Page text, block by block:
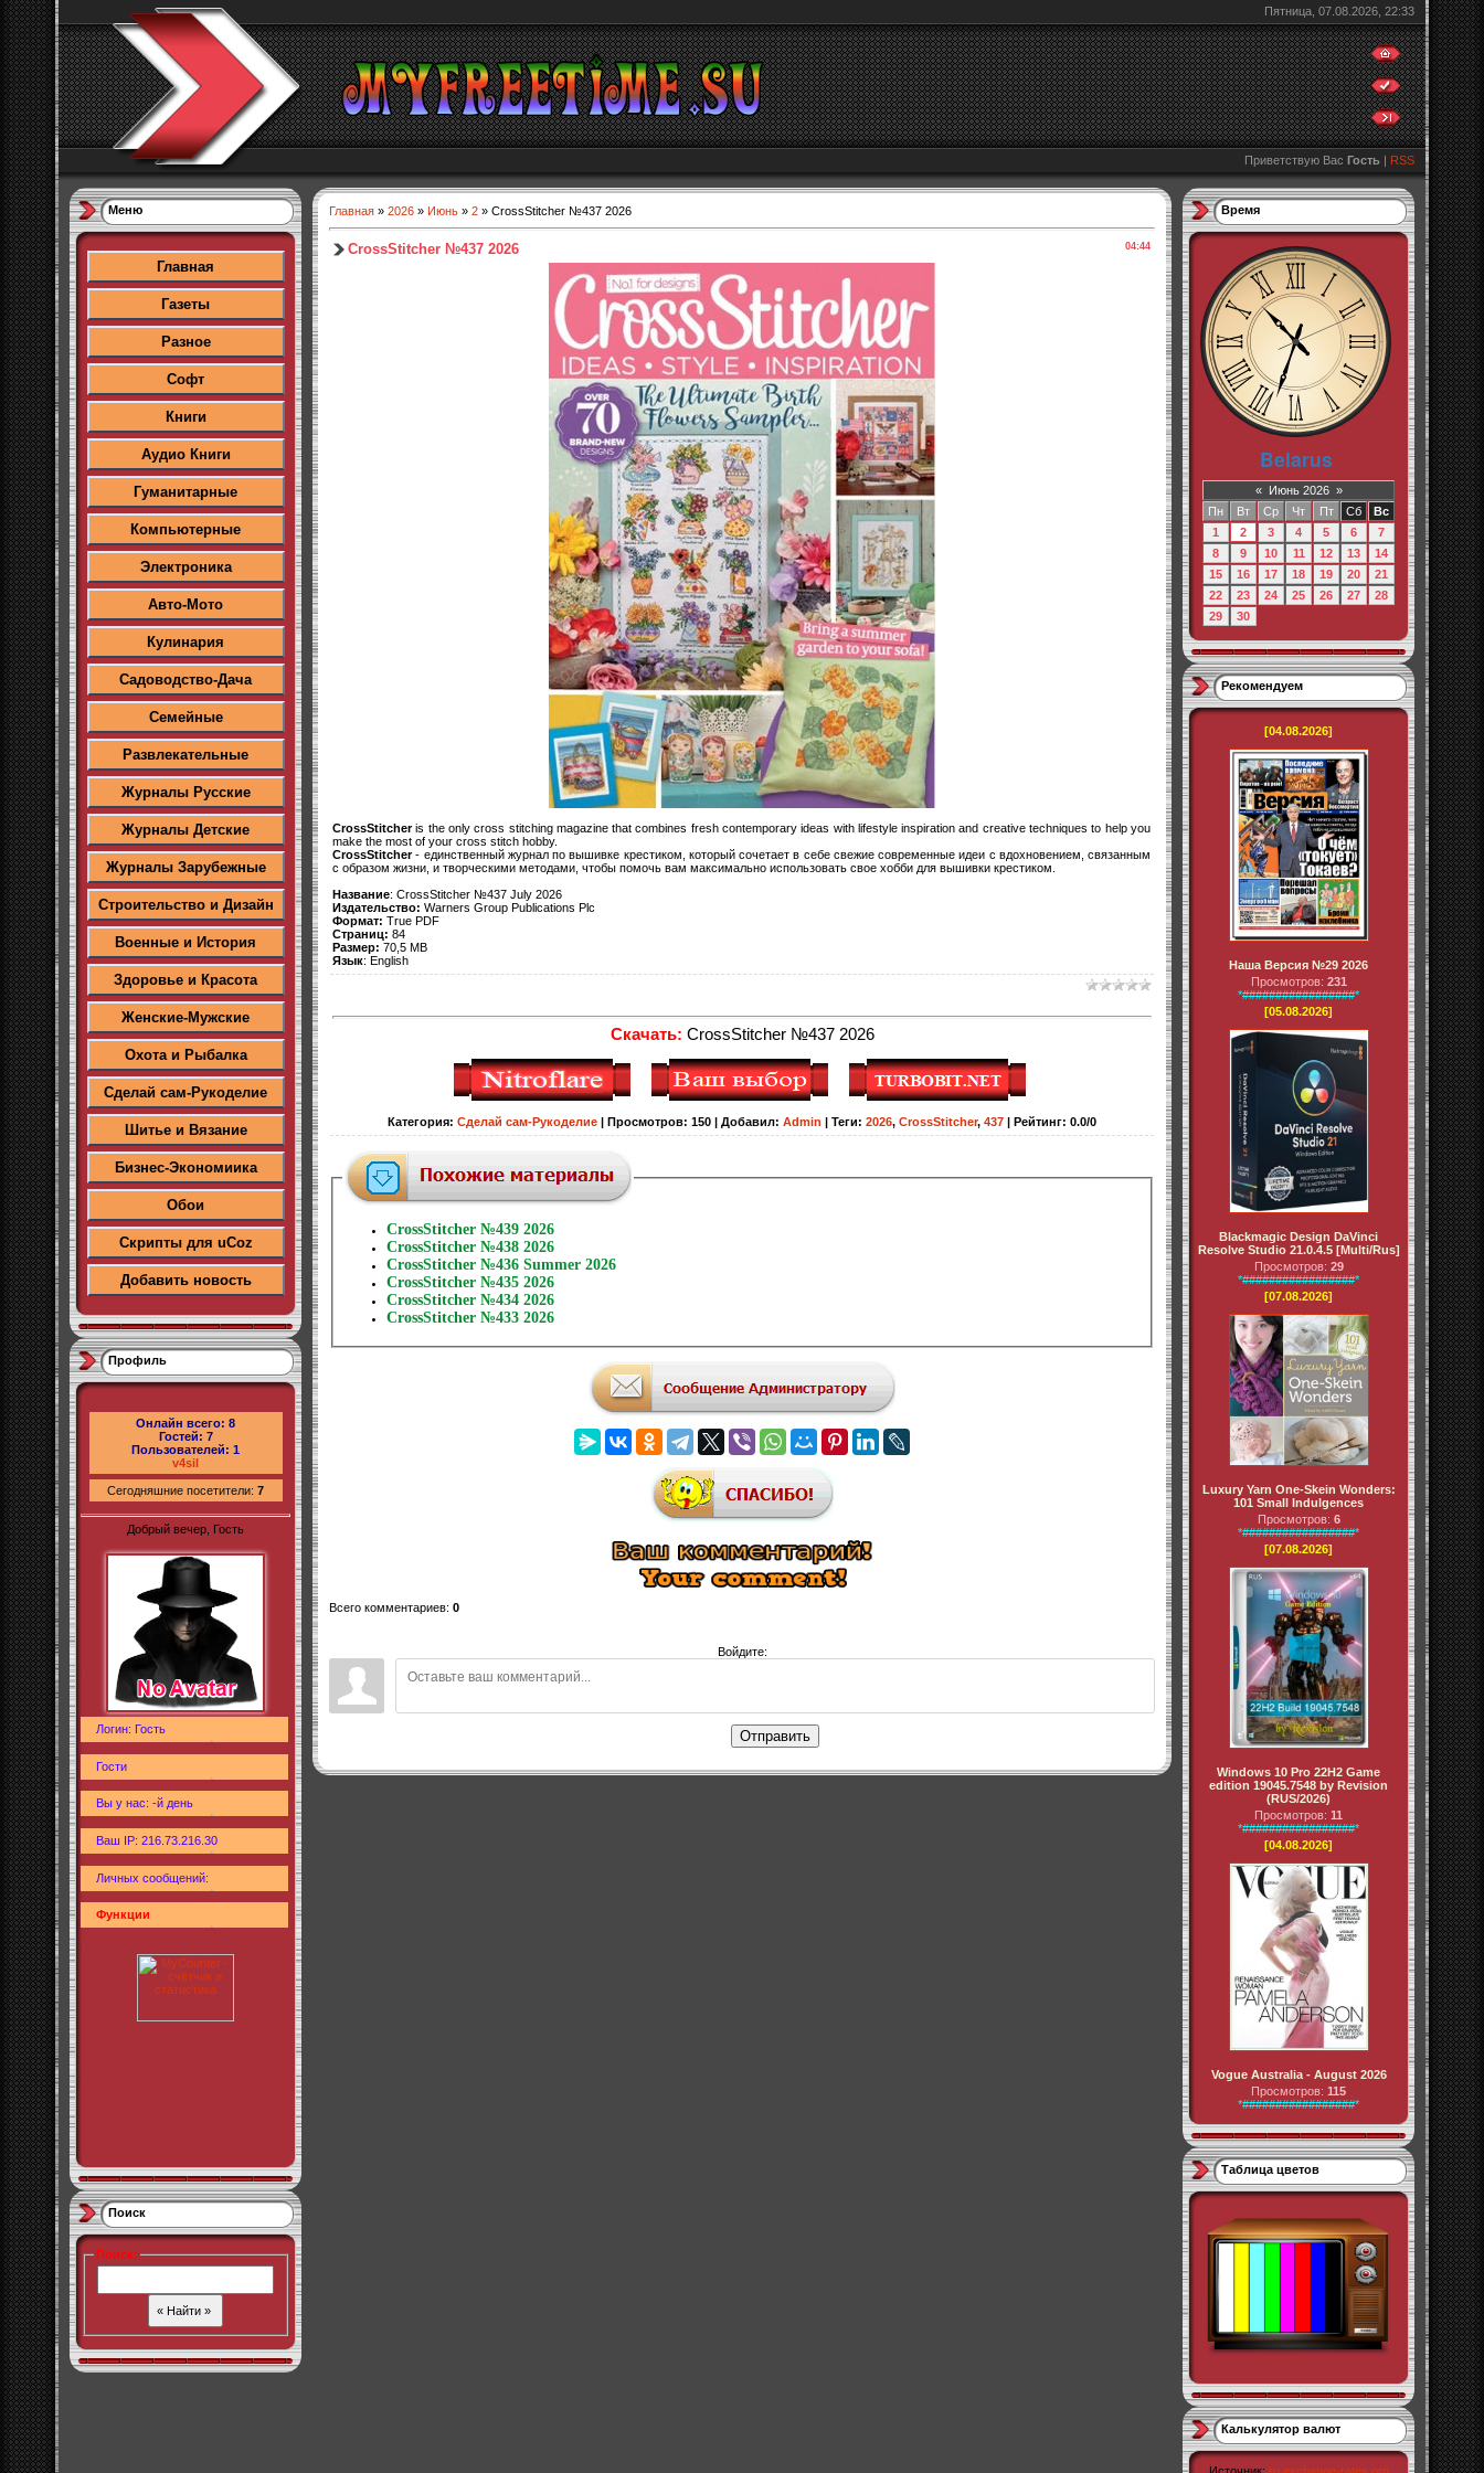
Пятница, 07.08.2026, 22:33
Приветствую Вас Гость | RSS
Меню
Главная
Газеты
Разное
Софт
Книги
Аудио Книги
Гуманитарные
Компьютерные
Электроника
Авто-Мото
Кулинария
Садоводство-Дача
Семейные
Развлекательные
Журналы Русские
Журналы Детские
Журналы Зарубежные
Строительство и Дизайн
Военные и История
Здоровье и Красота
Женские-Мужские
Охота и Рыбалка
Сделай сам-Рукоделие
Шитье и Вязание
Бизнес-Экономиика
Обои
Скрипты для uCoz
Добавить новость
Профиль
Онлайн всего: 8
Гостей: 7
Пользователей: 1
v4sil
Сегодняшние посетители: 7
Добрый вечер, Гость
Логин: Гость
Гости
Вы у нас: -й день
Ваш IP: 216.73.216.30
Личных сообщений:
Функции
Поиск
Поиск:
Главная » 2026 » Июнь » 2 » CrossStitcher №437 2026
04:44
CrossStitcher №437 2026
CrossStitcheris the only cross stitching magazine that combines fresh contemporary ideas with lifestyle inspiration and creative techniques to help you
make the most of your cross stitch hobby.
CrossStitcher- единственный журнал по вышивке крестиком, который сочетает в себе свежие современные идеи с вдохновением, связанным
с образом жизни, и творческими методами, чтобы помочь вам максимально использовать свое хобби для вышивки крестиком.
Название: CrossStitcher №437 July 2026
Издательство: Warners Group Publications Plc
Формат: True PDF
Страниц: 84
Размер: 70,5 MB
Язык: English
Скачать: CrossStitcher №437 2026
Категория: Сделай сам-Рукоделие Просмотров: 150 Добавил: Admin Теги: 2026, CrossStitcher, 437 Рейтинг: 0.0/0
CrossStitcher №439 2026
CrossStitcher №438 2026
CrossStitcher №436 Summer 2026
CrossStitcher №435 2026
CrossStitcher №434 2026
CrossStitcher №433 2026
Всего комментариев: 0
Войдите:
Отправить
Время
« Июнь 2026 »
Пн
Вт Ср Чт Пт Сб
Вс
1
2 3 4 5 6
7
8
9 10 11 12 13
14
15
16 17 18 19 20
21
22
23 24 25 26 27
28
29
30
Рекомендуем
[04.08.2026]
Наша Версия №29 2026
Просмотров: 231
*#################*
[05.08.2026]
Blackmagic Design DaVinci
Resolve Studio 21.0.4.5 [Multi/Rus]
Просмотров: 29
*#################*
[07.08.2026]
Luxury Yarn One-Skein Wonders:
101 Small Indulgences
Просмотров: 6
*#################*
[07.08.2026]
Windows 10 Pro 22H2 Game
edition 19045.7548 by Revision
(RUS/2026)
Просмотров: 11
*#################*
[04.08.2026]
Vogue Australia - August 2026
Просмотров: 115
*#################*
Таблица цветов
Калькулятор валют